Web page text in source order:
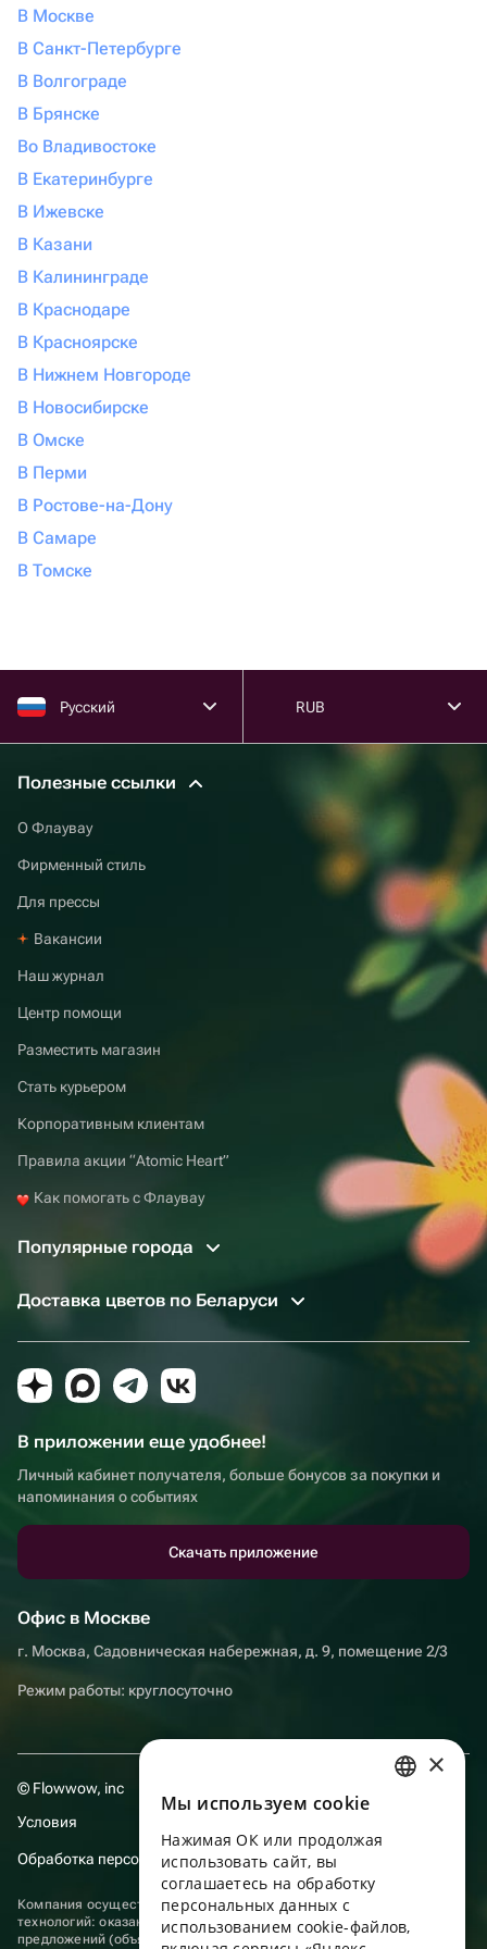
пару минут.
В Москве
В Санкт-Петербурге
В Волгограде
В Брянске
Во Владивостоке
В Екатеринбурге
В Ижевске
В Казани
В Калининграде
В Краснодаре
В Красноярске
В Нижнем Новгороде
В Новосибирске
В Омске
В Перми
В Ростове-на-Дону
В Самаре
В Томске
Русский RUB
Полезные ссылки
О Флаувау
Фирменный стиль
Для прессы
Вакансии
Наш журнал
Центр помощи
Разместить магазин
Стать курьером
Корпоративным клиентам
Правила акции “Atomic Heart”
Как помогать с Флаувау
Популярные города
Доставка цветов по Беларуси
В приложении еще удобнее!
Личный кабинет получателя, больше бонусов за покупки и
напоминания о событиях
Скачать приложение
Офис в Москве
г. Москва, Садовническая набережная, д. 9, помещение 2/3
Режим работы: круглосуточно
© Flowwow, inc
Условия
Обработка персональных данных
Компания осуществляет деятельность в области информационных
технологий: оказание услуг в сети “Интернет” по размещению
предложений (объявлений) продавцов о реализации товаров.
ENGLISH
UKRAINIAN
PORTUGUESE
×
Мы используем сookie
Нажимая ОК или продолжая
использовать сайт, вы
соглашаетесь на обработку
персональных данных с
использованием cookie-файлов,